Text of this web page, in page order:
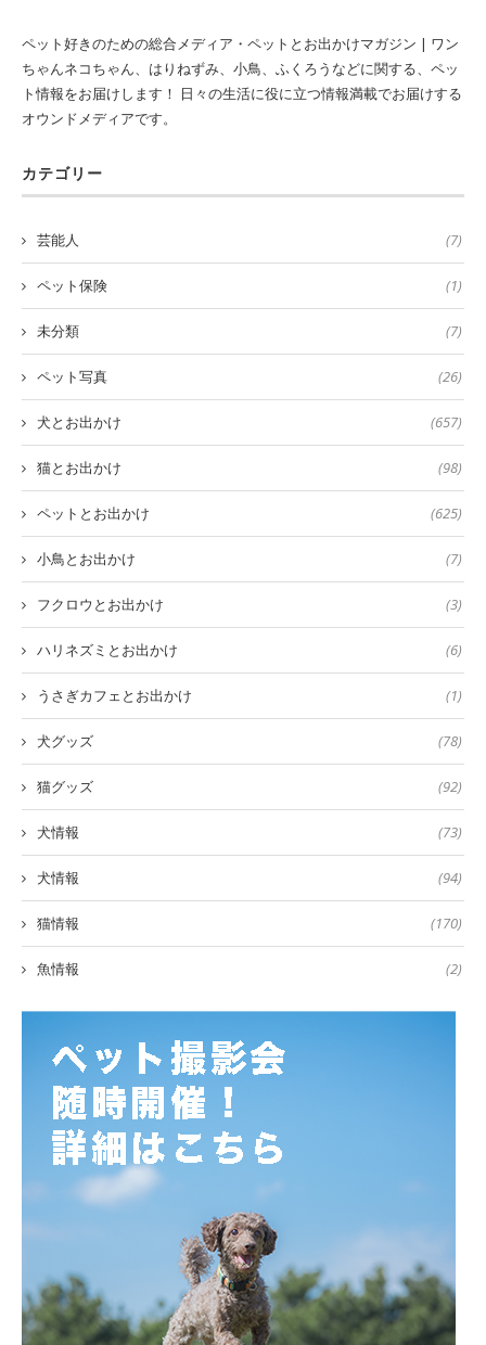
ペット好きのための総合メディア・ペットとお出かけマガジン | ワン
ちゃんネコちゃん、はりねずみ、小鳥、ふくろうなどに関する、ペッ
ト情報をお届けします！ 日々の生活に役に立つ情報満載でお届けする
オウンドメディアです。
カテゴリー
芸能人 (7)
ペット保険 (1)
未分類 (7)
ペット写真 (26)
犬とお出かけ (657)
猫とお出かけ (98)
ペットとお出かけ (625)
小鳥とお出かけ (7)
フクロウとお出かけ (3)
ハリネズミとお出かけ (6)
うさぎカフェとお出かけ (1)
犬グッズ (78)
猫グッズ (92)
犬情報 (73)
犬情報 (94)
猫情報 (170)
魚情報 (2)